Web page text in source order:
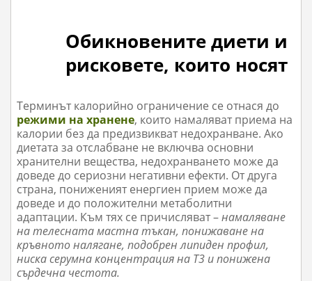
Обикновените диети и
рисковете, които носят
Терминът калорийно ограничение се отнася до
режими на хранене, които намаляват приема на
калории без да предизвикват недохранване. Ако
диетата за отслабване не включва основни
хранителни вещества, недохранването може да
доведе до сериозни негативни ефекти. От друга
страна, пониженият енергиен прием може да
доведе и до положителни метаболитни
адаптации. Към тях се причисляват –намаляване
на телесната мастна тъкан, понижаване на
кръвното налягане, подобрен липиден профил,
ниска серумна концентрация на Т3 и понижена
сърдечна честота.